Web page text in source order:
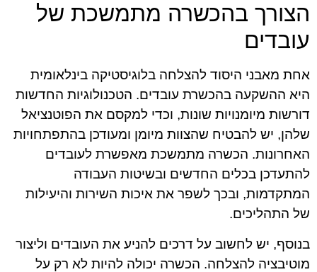
הצורך בהכשרה מתמשכת של
עובדים
אחת מאבני היסוד להצלחה בלוגיסטיקה בינלאומית
היא ההשקעה בהכשרת עובדים. הטכנולוגיות החדשות
דורשות מיומנויות שונות, וכדי למקסם את הפוטנציאל
שלהן, יש להבטיח שהצוות מיומן ומעודכן בהתפתחויות
האחרונות. הכשרה מתמשכת מאפשרת לעובדים
להתעדכן בכלים החדשים ובשיטות העבודה
המתקדמות, ובכך לשפר את איכות השירות והיעילות
של התהליכים.
בנוסף, יש לחשוב על דרכים להניע את העובדים וליצור
מוטיבציה להצלחה. הכשרה יכולה להיות לא רק על